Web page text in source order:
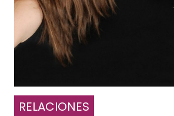
RELACIONES